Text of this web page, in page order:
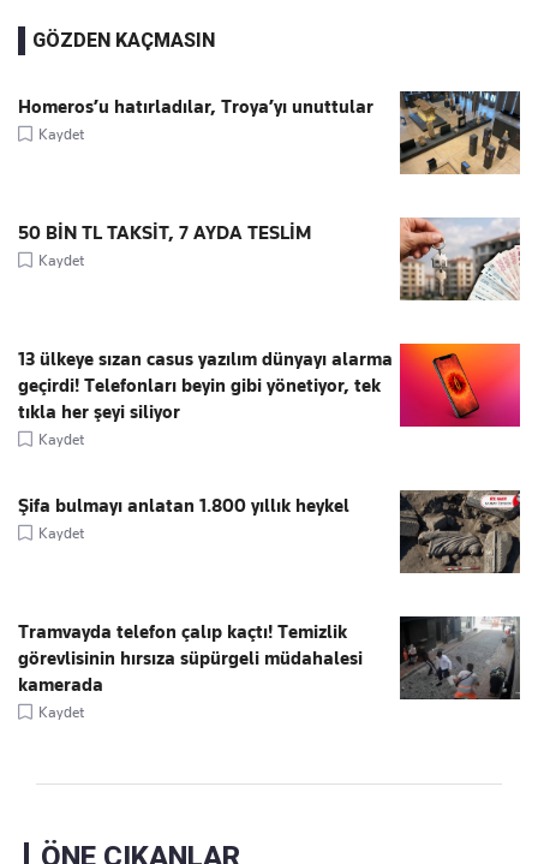
GÖZDEN KAÇMASIN
Homeros’u hatırladılar, Troya’yı unuttular
Kaydet
50 BİN TL TAKSİT, 7 AYDA TESLİM
Kaydet
13 ülkeye sızan casus yazılım dünyayı alarma
geçirdi! Telefonları beyin gibi yönetiyor, tek
tıkla her şeyi siliyor
Kaydet
Şifa bulmayı anlatan 1.800 yıllık heykel
Kaydet
Tramvayda telefon çalıp kaçtı! Temizlik
görevlisinin hırsıza süpürgeli müdahalesi
kamerada
Kaydet
ÖNE ÇIKANLAR